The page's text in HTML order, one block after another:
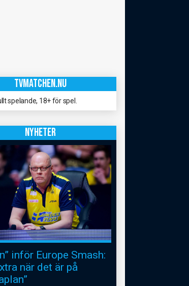
TVMATCHEN.NU
spelande, 18+ för spel.
NYHETER
inför Europe Smash:
när det är på